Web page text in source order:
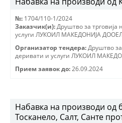
№: 1704/110-1/2024
Заказчик(и): Друштво за трговиjа
услуги ЛУКОИЛ МАКЕДОНИJА
Организатор тендера: Друштво
деривати и услуги ЛУКОИЛ
Прием заявок до: 26.09.2024
Набавка на производи од
Тосканело, Салт, Санте